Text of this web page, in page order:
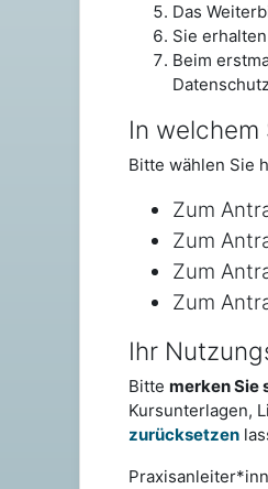
Das
Sie
Beim
In welchem
Bitte wählen Sie
Zum
Zum
Zum
Zum
Ihr
Bitte merken Sie
Kursunterlagen,
zurücksetzen